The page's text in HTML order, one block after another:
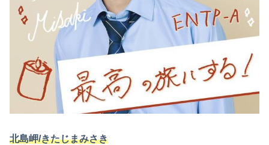
北島岬/きたじまみさき